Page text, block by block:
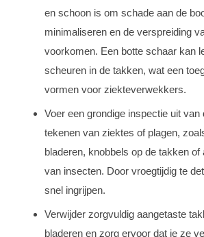
en schoon is om schade aan de
minimaliseren en de verspreiding
voorkomen. Een botte schaar kan
scheuren in de takken, wat een
vormen voor ziekteverwekkers.
Voer een grondige inspectie uit van
tekenen van ziektes of plagen,
bladeren, knobbels op de takken of
van insecten. Door vroegtijdig te
snel ingrijpen.
Verwijder zorgvuldig aangetaste
bladeren en zorg ervoor dat je ze